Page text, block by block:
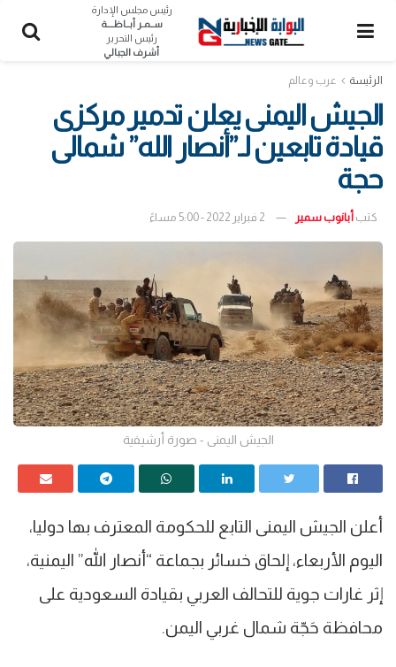
رئيس مجلس الإدارة
ســمـر أبــاظــــة
رئيس التحرير
أشرف الجبالي
الرئيسة عرب وعالم
الجيش اليمنى يعلن تدمير مركزى
قيادة تابعين لـ”أنصار الله” شمالى
حجة
كتب أبانوب سمير 2 فبراير 2022 - 5:00 مساءً
الجيش اليمنى - صورة أرشيفية
أعلن الجيش اليمنى التابع للحكومة المعترف بها دوليا،
اليوم الأربعاء، إلحاق خسائر بجماعة “أنصار الله” اليمنية،
إثر غارات جوية للتحالف العربي بقيادة السعودية على
محافظة حَجّة شمال غربي اليمن.